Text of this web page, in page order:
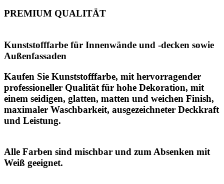
PREMIUM QUALITÄT
Kunststofffarbe für Innenwände und -decken sowie
Außenfassaden
Kaufen Sie Kunststofffarbe, mit hervorragender
professioneller Qualität für hohe Dekoration, mit
einem seidigen, glatten, matten und weichen Finish,
maximaler Waschbarkeit, ausgezeichneter Deckkraft
und Leistung.
Alle Farben sind mischbar und zum Absenken mit
Weiß geeignet.